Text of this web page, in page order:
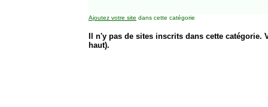
Ajoutez votre site dans cette catégorie
Il n'y pas de sites inscrits dans cette
haut).